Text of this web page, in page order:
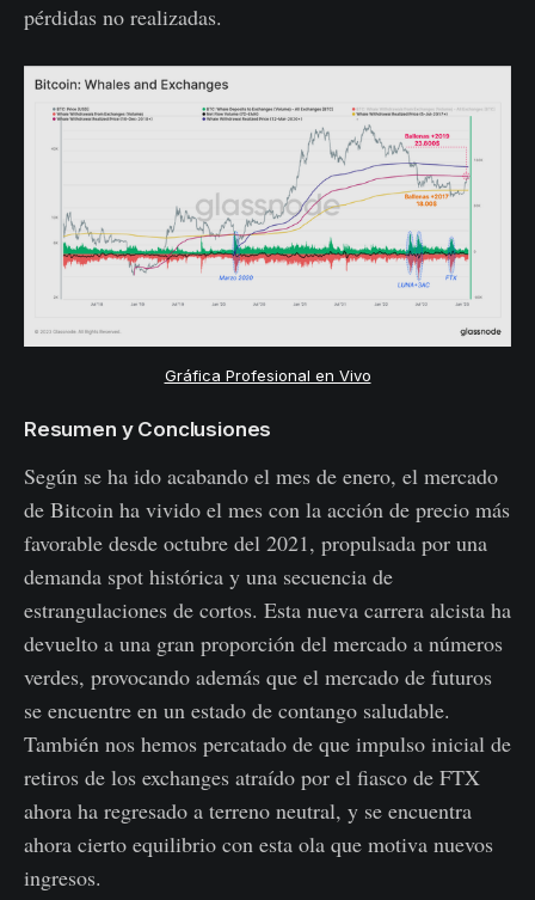
pérdidas no realizadas.
Gráfica Profesional en Vivo
Resumen y Conclusiones
Según se ha ido acabando el mes de enero, el mercado
de Bitcoin ha vivido el mes con la acción de precio más
favorable desde octubre del 2021, propulsada por una
demanda spot histórica y una secuencia de
estrangulaciones de cortos. Esta nueva carrera alcista ha
devuelto a una gran proporción del mercado a números
verdes, provocando además que el mercado de futuros
se encuentre en un estado de contango saludable.
También nos hemos percatado de que impulso inicial de
retiros de los exchanges atraído por el fiasco de FTX
ahora ha regresado a terreno neutral, y se encuentra
ahora cierto equilibrio con esta ola que motiva nuevos
ingresos.